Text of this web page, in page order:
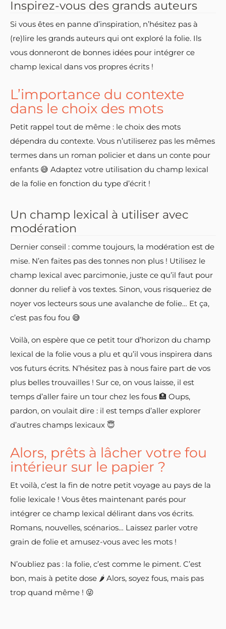
Inspirez-vous des grands auteurs
Si vous êtes en panne d’inspiration, n’hésitez pas à
(re)lire les grands auteurs qui ont exploré la folie. Ils
vous donneront de bonnes idées pour intégrer ce
champ lexical dans vos propres écrits !
L’importance du contexte
dans le choix des mots
Petit rappel tout de même : le choix des mots
dépendra du contexte. Vous n’utiliserez pas les mêmes
termes dans un roman policier et dans un conte pour
enfants 😅 Adaptez votre utilisation du champ lexical
de la folie en fonction du type d’écrit !
Un champ lexical à utiliser avec
modération
Dernier conseil : comme toujours, la modération est de
mise. N’en faites pas des tonnes non plus ! Utilisez le
champ lexical avec parcimonie, juste ce qu’il faut pour
donner du relief à vos textes. Sinon, vous risqueriez de
noyer vos lecteurs sous une avalanche de folie… Et ça,
c’est pas fou fou 😅
Voilà, on espère que ce petit tour d’horizon du champ
lexical de la folie vous a plu et qu’il vous inspirera dans
vos futurs écrits. N’hésitez pas à nous faire part de vos
plus belles trouvailles ! Sur ce, on vous laisse, il est
temps d’aller faire un tour chez les fous 🏥 Oups,
pardon, on voulait dire : il est temps d’aller explorer
d’autres champs lexicaux 😇
Alors, prêts à lâcher votre fou
intérieur sur le papier ?
Et voilà, c’est la fin de notre petit voyage au pays de la
folie lexicale ! Vous êtes maintenant parés pour
intégrer ce champ lexical délirant dans vos écrits.
Romans, nouvelles, scénarios… Laissez parler votre
grain de folie et amusez-vous avec les mots !
N’oubliez pas : la folie, c’est comme le piment. C’est
bon, mais à petite dose 🌶️ Alors, soyez fous, mais pas
trop quand même ! 😜